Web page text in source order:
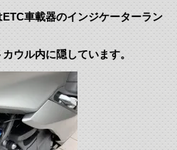
車載器のインジケーターラン
ウル内に隠しています。